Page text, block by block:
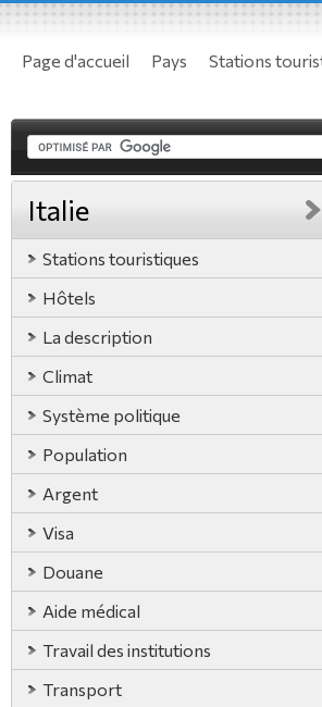
Page d'accueil Pays Stations
Italie
Stations touristiques
Hôtels
La description
Climat
Système politique
Population
Argent
Visa
Douane
Aide médical
Travail des institutions
Transport